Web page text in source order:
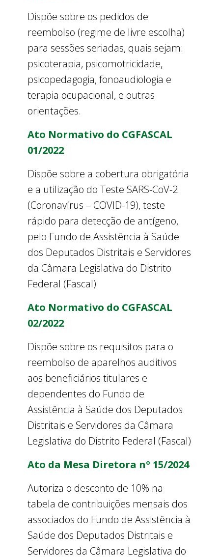
Dispõe sobre os pedidos de
reembolso (regime de livre escolha)
para sessões seriadas, quais sejam:
psicoterapia, psicomotricidade,
psicopedagogia, fonoaudiologia e
terapia ocupacional, e outras
orientações.
Ato Normativo do CGFASCAL
01/2022
Dispõe sobre a cobertura obrigatória
e a utilização do Teste SARS-CoV-2
(Coronavírus – COVID-19), teste
rápido para detecção de antígeno,
pelo Fundo de Assistência à Saúde
dos Deputados Distritais e Servidores
da Câmara Legislativa do Distrito
Federal (Fascal)
Ato Normativo do CGFASCAL
02/2022
Dispõe sobre os requisitos para o
reembolso de aparelhos auditivos
aos beneficiários titulares e
dependentes do Fundo de
Assistência à Saúde dos Deputados
Distritais e Servidores da Câmara
Legislativa do Distrito Federal (Fascal)
Ato da Mesa Diretora nº 15/2024
Autoriza o desconto de 10% na
tabela de contribuições mensais dos
associados do Fundo de Assistência à
Saúde dos Deputados Distritais e
Servidores da Câmara Legislativa do